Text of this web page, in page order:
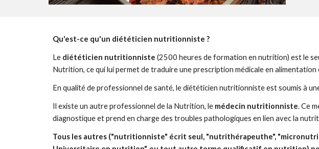
Qu'est-ce qu'un diététicien nutritionniste ?
Le diététicien nutritionniste (2500 heures de formation en nutrition) est le
Nutrition, ce qui lui permet de traduire une prescription médicale en
En qualité de professionnel de santé, le diététicien nutritionniste est soumis à
Il existe un autre professionnel de la Nutrition, le médecin nutritionniste. Ce
diagnostique et prend en charge des troubles pathologiques en lien avec la
Tous les autres ("nutritionniste" écrit seul, "nutrithérapeuthe",